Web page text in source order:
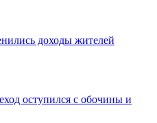
доходы жителей
оступился с обочины и